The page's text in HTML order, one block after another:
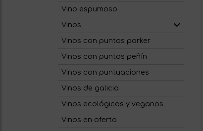
Vino espumoso
Vinos
Vinos con puntos parker
Vinos con puntos peñín
Vinos con puntuaciones
Vinos de galicia
Vinos ecológicos y veganos
Vinos en oferta